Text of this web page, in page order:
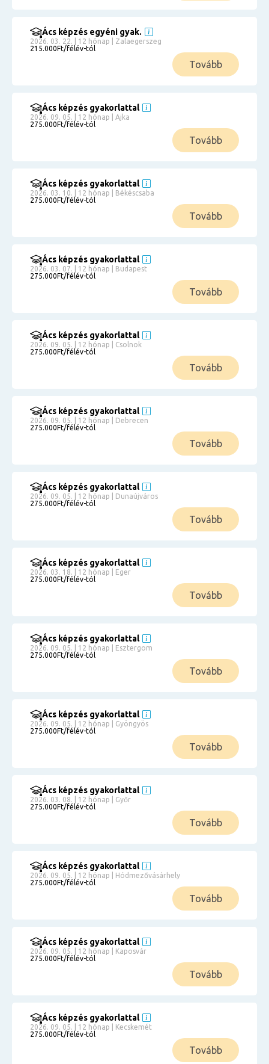
Ács képzés egyéni gyak.
2026. 03. 22. | 12 hónap | Zalaegerszeg
215.000Ft/félév-tól
Tovább
Ács képzés gyakorlattal
2026. 09. 05. | 12 hónap | Ajka
275.000Ft/félév-tól
Tovább
Ács képzés gyakorlattal
2026. 03. 10. | 12 hónap | Békéscsaba
275.000Ft/félév-tól
Tovább
Ács képzés gyakorlattal
2026. 03. 07. | 12 hónap | Budapest
275.000Ft/félév-tól
Tovább
Ács képzés gyakorlattal
2026. 09. 05. | 12 hónap | Csolnok
275.000Ft/félév-tól
Tovább
Ács képzés gyakorlattal
2026. 09. 05. | 12 hónap | Debrecen
275.000Ft/félév-tól
Tovább
Ács képzés gyakorlattal
2026. 09. 05. | 12 hónap | Dunaújváros
275.000Ft/félév-tól
Tovább
Ács képzés gyakorlattal
2026. 03. 18. | 12 hónap | Eger
275.000Ft/félév-tól
Tovább
Ács képzés gyakorlattal
2026. 09. 05. | 12 hónap | Esztergom
275.000Ft/félév-tól
Tovább
Ács képzés gyakorlattal
2026. 09. 05. | 12 hónap | Gyöngyös
275.000Ft/félév-tól
Tovább
Ács képzés gyakorlattal
2026. 03. 08. | 12 hónap | Győr
275.000Ft/félév-tól
Tovább
Ács képzés gyakorlattal
2026. 09. 05. | 12 hónap | Hódmezővásárhely
275.000Ft/félév-tól
Tovább
Ács képzés gyakorlattal
2026. 09. 05. | 12 hónap | Kaposvár
275.000Ft/félév-tól
Tovább
Ács képzés gyakorlattal
2026. 09. 05. | 12 hónap | Kecskemét
275.000Ft/félév-tól
Tovább